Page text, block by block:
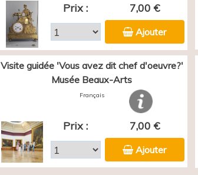
Prix : 7,00 €
Ajouter
Visite guidée 'Vous avez dit chef d'oeuvre?'
Musée Beaux-Arts
Français
Prix : 7,00 €
Ajouter